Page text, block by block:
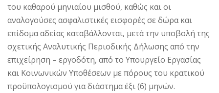
του καθαρού μηνιαίου μισθού, καθώς και οι
αναλογούσες ασφαλιστικές εισφορές σε δώρα και
επίδομα αδείας καταβάλλονται, μετά την υποβολή της
σχετικής Αναλυτικής Περιοδικής Δήλωσης από την
επιχείρηση – εργοδότη, από το Υπουργείο Εργασίας
και Κοινωνικών Υποθέσεων με πόρους του κρατικού
προϋπολογισμού για διάστημα έξι (6) μηνών.